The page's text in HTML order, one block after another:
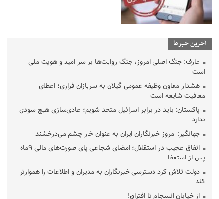
آخرین خبرها
عارف: جنگ اصلی امروز، جنگ روایت‌ها بر سر امید و هویت ملی
است
هشدار معاون وظیفه عمومی گیلان به سربازان فراری؛ اعطای
معافیت شایعه است
پاکستان: باید در برابر اسرائیل متحد شویم؛ عادی‌سازی هیچ سودی
ندارد
جهانگیر: امروز خبرنگاران ایران به عنوان خار چشم می‌درخشند
اتفاق عجیب در استقلال؛ امضای شجاعی پای صورت‌های مالی ٩ماه
پس از استعفا
دولت تلاش کرد دسترسی خبرنگاران به مدیران و اطلاعات را هموارتر
کند
از خیابان انسجام تا افتراق!